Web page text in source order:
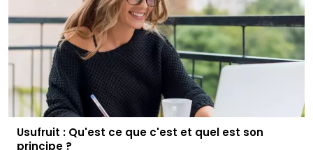
Usufruit : Qu'est ce que c'est et quel est son
principe ?